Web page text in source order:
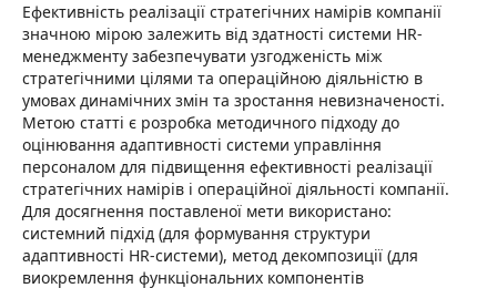
Ефективність реалізації стратегічних намірів компанії
значною мірою залежить від здатності системи HR-
менеджменту забезпечувати узгодженість між
стратегічними цілями та операційною діяльністю в
умовах динамічних змін та зростання невизначеності.
Метою статті є розробка методичного підходу до
оцінювання адаптивності системи управління
персоналом для підвищення ефективності реалізації
стратегічних намірів і операційної діяльності компанії.
Для досягнення поставленої мети використано:
системний підхід (для формування структури
адаптивності HR-системи), метод декомпозиції (для
виокремлення функціональних компонентів